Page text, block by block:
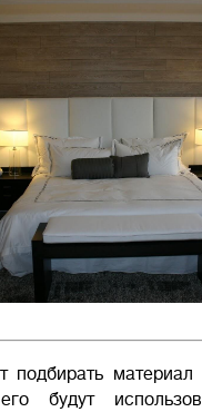
подбирать материал
будут